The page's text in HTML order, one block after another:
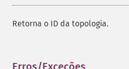
Retorna o ID da topologia.
Erros/Exceções